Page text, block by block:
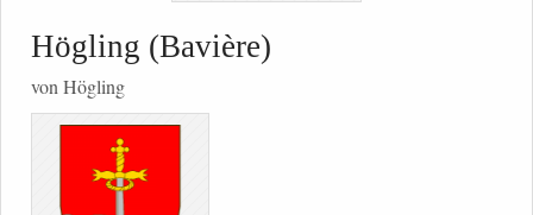
Högling (Bavière)
von Högling